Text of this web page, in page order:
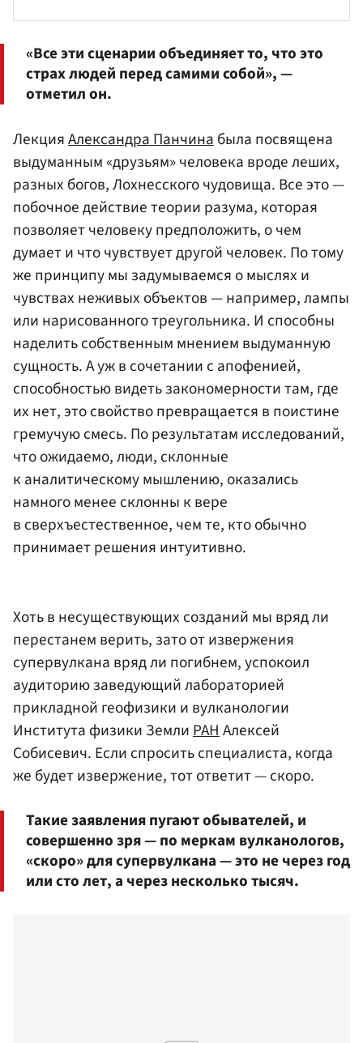
«Все эти сценарии объединяет то, что это
страх людей перед самими собой», —
отметил он.
ЛекцияАлександра Панчинабыла посвящена
выдуманным «друзьям» человека вроде леших,
разных богов, Лохнесского чудовища. Все это —
побочное действие теории разума, которая
позволяет человеку предположить, о чем
думает и что чувствует другой человек. По тому
же принципу мы задумываемся о мыслях и
чувствах неживых объектов — например, лампы
или нарисованного треугольника. И способны
наделить собственным мнением выдуманную
сущность. А уж в сочетании с апофенией,
способностью видеть закономерности там, где
их нет, это свойство превращается в поистине
гремучую смесь. По результатам исследований,
что ожидаемо, люди, склонные
к аналитическому мышлению, оказались
намного менее склонны к вере
в сверхъестественное, чем те, кто обычно
принимает решения интуитивно.
Хоть в несуществующих созданий мы вряд ли
перестанем верить, зато от извержения
супервулкана вряд ли погибнем, успокоил
аудиторию заведующий лабораторией
прикладной геофизики и вулканологии
Института физики ЗемлиРАНАлексей
Собисевич. Если спросить специалиста, когда
же будет извержение, тот ответит — скоро.
Такие заявления пугают обывателей, и
совершенно зря — по меркам вулканологов,
«скоро» для супервулкана — это не через год
или сто лет, а через несколько тысяч.